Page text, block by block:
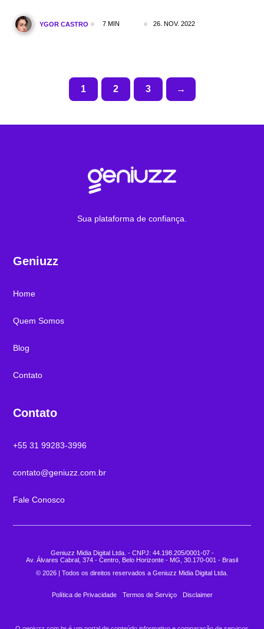
YGOR CASTRO 7 MIN 26. NOV. 2022
1 2 3 →
Sua plataforma de confiança.
Geniuzz
Home
Quem Somos
Blog
Contato
Contato
+55 31 99283-3996
contato@geniuzz.com.br
Fale Conosco
Geniuzz Midia Digital Ltda. - CNPJ: 44.198.205/0001-07 -
Av. Álvares Cabral, 374 - Centro, Belo Horizonte - MG, 30.170-001 - Brasil
© 2026 | Todos os direitos reservados a Geniuzz Midia Digital Ltda.
Política de Privacidade Termos de Serviço Disclaimer